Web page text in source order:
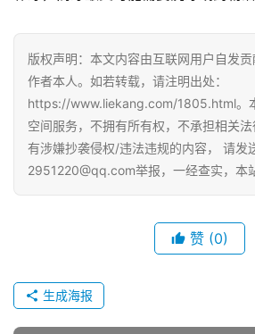
版权声明：本文内容由互联网用户自发
作者本人。如若转载，请注明出处：
https://www.liekang.com/1805.html。
空间服务，不拥有所有权，不承担相关
有涉嫌抄袭侵权/违法违规的内容， 请发
2951220@qq.com举报，一经查实，本
赞 (0)
生成海报